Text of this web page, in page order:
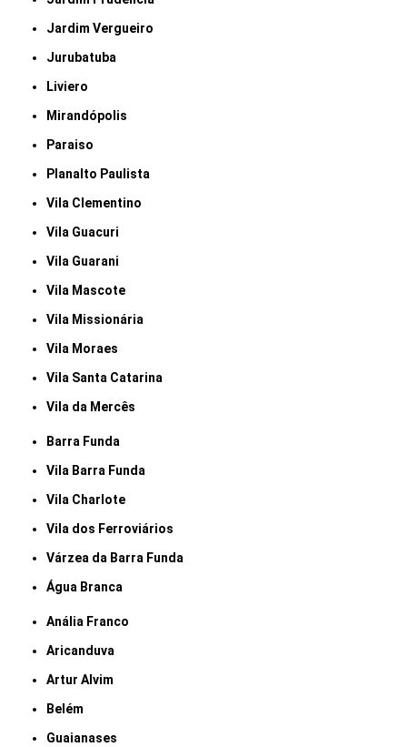
Jardim Vergueiro
Jurubatuba
Liviero
Mirandópolis
Paraiso
Planalto Paulista
Vila Clementino
Vila Guacuri
Vila Guarani
Vila Mascote
Vila Missionária
Vila Moraes
Vila Santa Catarina
Vila da Mercês
Barra Funda
Vila Barra Funda
Vila Charlote
Vila dos Ferroviários
Várzea da Barra Funda
Água Branca
Anália Franco
Aricanduva
Artur Alvim
Belém
Guaianases